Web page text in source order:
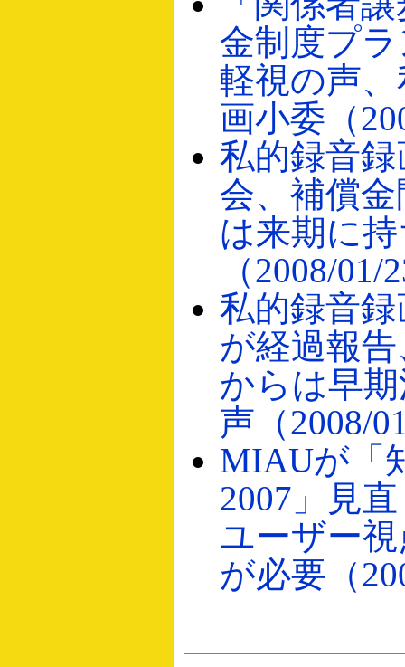
金制度プ
軽視の声
画小委（
私的録音
会、補償
は来期に
（2008/01/
私的録音
が経過報
からは早
声（2008/
MIAUが「
2007」見
ユーザー
が必要（